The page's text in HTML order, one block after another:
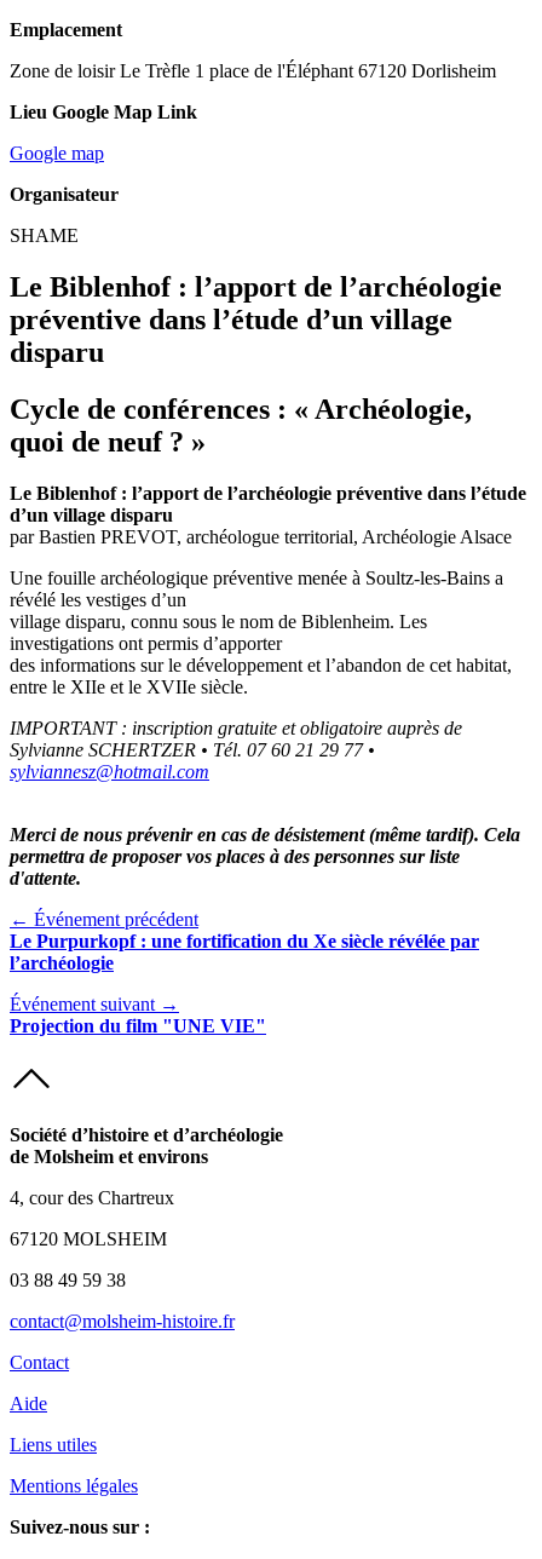
Emplacement
Zone de loisir Le Trèfle 1 place de l'Éléphant 67120 Dorlisheim
Lieu Google Map Link
Google map
Organisateur
SHAME
Le Biblenhof : l’apport de l’archéologie
préventive dans l’étude d’un village
disparu
Cycle de conférences : « Archéologie,
quoi de neuf ? »
Le Biblenhof : l’apport de l’archéologie préventive dans l’étude
d’un village disparu
par Bastien PREVOT, archéologue territorial, Archéologie Alsace
Une fouille archéologique préventive menée à Soultz-les-Bains a
révélé les vestiges d’un
village disparu, connu sous le nom de Biblenheim. Les
investigations ont permis d’apporter
des informations sur le développement et l’abandon de cet habitat,
entre le XIIe et le XVIIe siècle.
IMPORTANT : inscription gratuite et obligatoire auprès de
Sylvianne SCHERTZER • Tél. 07 60 21 29 77 •
sylviannesz@hotmail.com
Merci de nous prévenir en cas de désistement (même tardif). Cela
permettra de proposer vos places à des personnes sur liste
d'attente.
← Événement précédent
Le Purpurkopf : une fortification du Xe siècle révélée par
l’archéologie
Événement suivant →
Projection du film "UNE VIE"
Société d’histoire et d’archéologie
de Molsheim et environs
4, cour des Chartreux
67120 MOLSHEIM
03 88 49 59 38
contact@molsheim-histoire.fr
Contact
Aide
Liens utiles
Mentions légales
Suivez-nous sur :